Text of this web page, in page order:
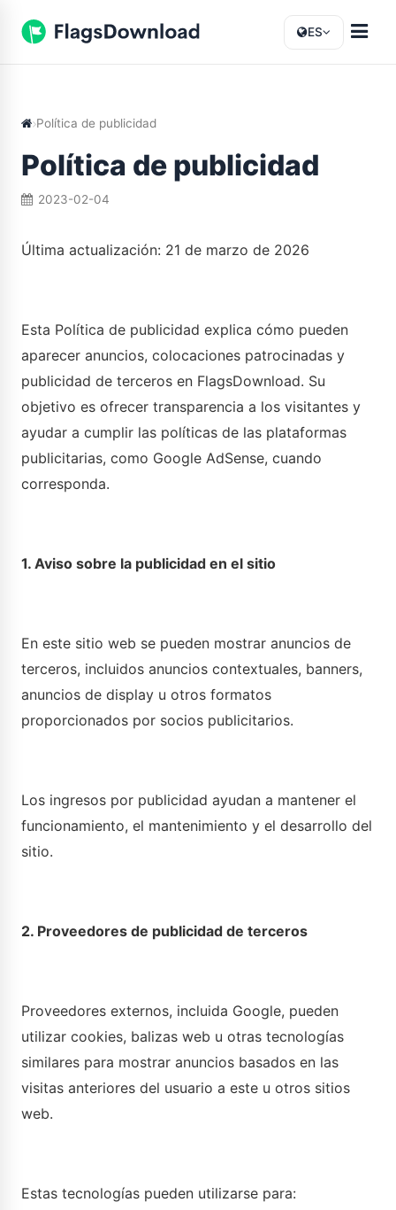
ES
Política de publicidad
Política de publicidad
2023-02-04
Última actualización: 21 de marzo de 2026
Esta Política de publicidad explica cómo pueden
aparecer anuncios, colocaciones patrocinadas y
publicidad de terceros en FlagsDownload. Su
objetivo es ofrecer transparencia a los visitantes y
ayudar a cumplir las políticas de las plataformas
publicitarias, como Google AdSense, cuando
corresponda.
1. Aviso sobre la publicidad en el sitio
En este sitio web se pueden mostrar anuncios de
terceros, incluidos anuncios contextuales, banners,
anuncios de display u otros formatos
proporcionados por socios publicitarios.
Los ingresos por publicidad ayudan a mantener el
funcionamiento, el mantenimiento y el desarrollo del
sitio.
2. Proveedores de publicidad de terceros
Proveedores externos, incluida Google, pueden
utilizar cookies, balizas web u otras tecnologías
similares para mostrar anuncios basados en las
visitas anteriores del usuario a este u otros sitios
web.
Estas tecnologías pueden utilizarse para: